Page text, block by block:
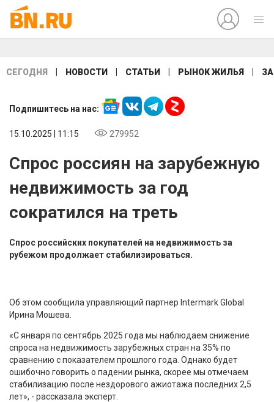
СЕГОДНЯ НОВОСТИ СТАТЬИ РЫНОК ЖИЛЬЯ
Подпишитесь на нас:
15.10.2025 | 11:15 279952
Спрос россиян на зарубежную
недвижимость за год
сократился на треть
Спрос российских покупателей на недвижимость за
рубежом продолжает стабилизироваться.
Об этом сообщила управляющий партнер Intermark Global
Ирина Мошева.
«С января по сентябрь 2025 года мы наблюдаем снижение
спроса на недвижимость зарубежных стран на 35% по
сравнению с показателем прошлого года. Однако будет
ошибочно говорить о падении рынка, скорее мы отмечаем
стабилизацию после нездорового ажиотажа последних 2,5
лет», - рассказала эксперт.